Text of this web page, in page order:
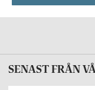
SENAST FRÅN